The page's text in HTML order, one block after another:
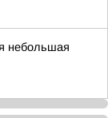
небольшая